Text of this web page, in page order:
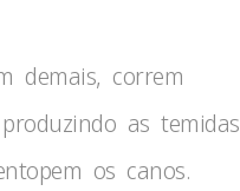
demais, correm
as temidas
os canos.